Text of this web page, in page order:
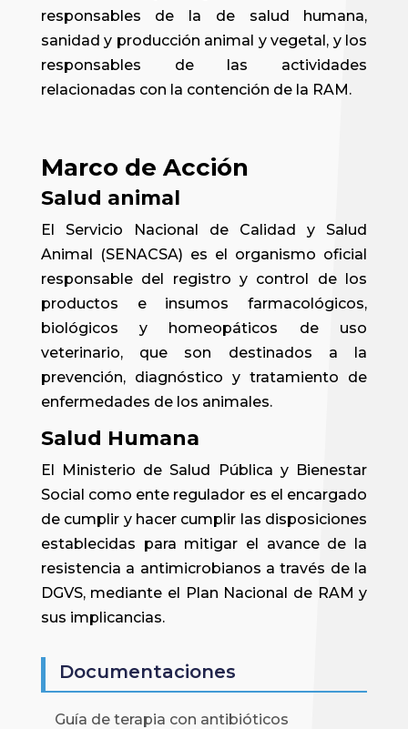
responsables de la de salud humana,
sanidad y producción animal y vegetal, y los
responsables de las actividades
relacionadas con la contención de la RAM.
Marco de Acción
Salud animal
El Servicio Nacional de Calidad y Salud
Animal (SENACSA) es el organismo oficial
responsable del registro y control de los
productos e insumos farmacológicos,
biológicos y homeopáticos de uso
veterinario, que son destinados a la
prevención, diagnóstico y tratamiento de
enfermedades de los animales.
Salud Humana
El Ministerio de Salud Pública y Bienestar
Social como ente regulador es el encargado
de cumplir y hacer cumplir las disposiciones
establecidas para mitigar el avance de la
resistencia a antimicrobianos a través de la
DGVS, mediante el Plan Nacional de RAM y
sus implicancias.
Documentaciones
Guía de terapia con antibióticos